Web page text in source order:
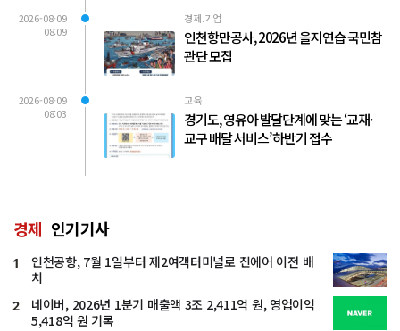
2026-08-09
08:09
경제.기업
인천항만공사, 2026년 을지연습 국민참
관단 모집
2026-08-09
08:03
교육
경기도, 영유아 발달단계에 맞는 ‘교재·
교구 배달 서비스’ 하반기 접수
경제 인기기사
1
인천공항, 7월 1일부터 제2여객터미널로 진에어 이전 배
치
2
네이버, 2026년 1분기 매출액 3조 2,411억 원, 영업이익
5,418억 원 기록